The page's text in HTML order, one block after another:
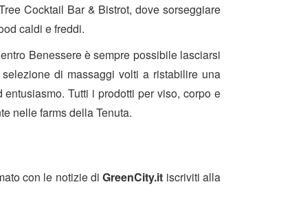
Cocktail Bar & Bistrot, dove sorseggiare
caldi e freddi.
Benessere è sempre possibile lasciarsi
di massaggi volti a ristabilire una
Tutti i prodotti per viso, corpo e
nelle farms della Tenuta.
con le notizie diGreenCity.it iscriviti alla